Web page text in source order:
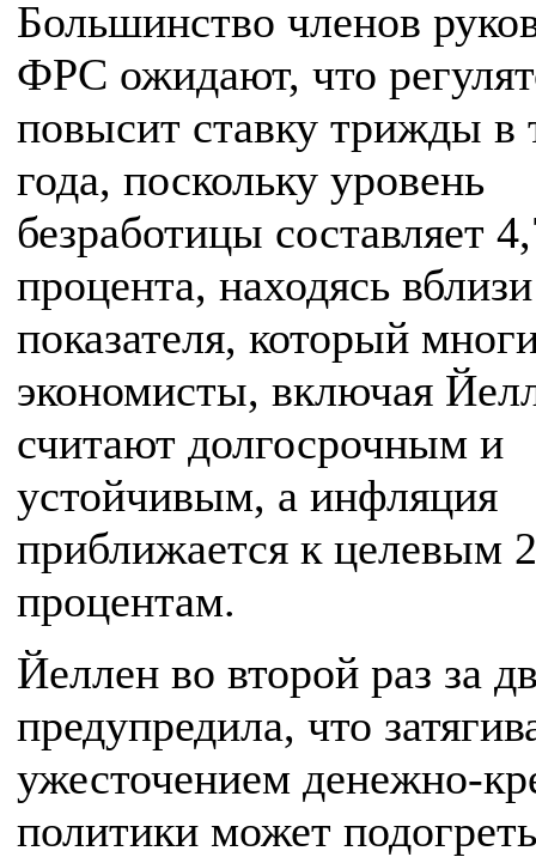
Большинство членов
ФРС ожидают, что
повысит ставку трижды в
года, поскольку уровень
безработицы составляет
процента, находясь вблизи
показателя, который
экономисты, включая
считают долгосрочным и
устойчивым, а инфляция
приближается к целевым 2
процентам.
Йеллен во второй раз за
предупредила, что
ужесточением денежно-
политики может